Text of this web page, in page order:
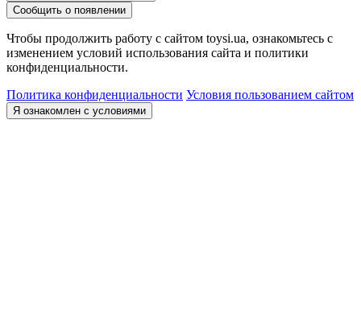
Сообщить о появлении
Чтобы продолжить работу с сайтом toysi.ua, ознакомьтесь с
изменением условий использования сайта и политики
конфиденциальности.
Политика конфиденциальности Условия пользованием сайтом
Я ознакомлен с условиями